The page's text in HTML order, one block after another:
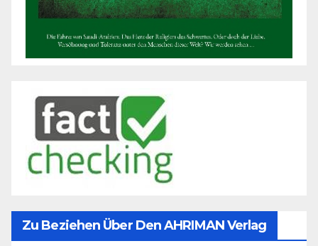
Zu Beziehen Über Den AHRIMAN Verlag